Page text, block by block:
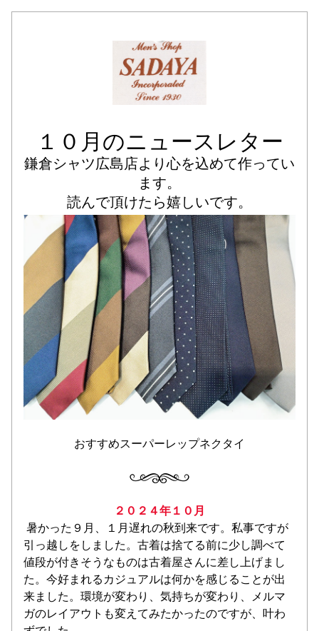
１０月のニュースレター
鎌倉シャツ広島店より心を込めて作ってい
ます。
読んで頂けたら嬉しいです。
おすすめスーパーレップネクタイ
２０２４年１０月
暑かった９月、１月遅れの秋到来です。私事ですが
引っ越しをしました。古着は捨てる前に少し調べて
値段が付きそうなものは古着屋さんに差し上げまし
た。今好まれるカジュアルは何かを感じることが出
来ました。環境が変わり、気持ちが変わり、メルマ
ガのレイアウトも変えてみたかったのですが、叶わ